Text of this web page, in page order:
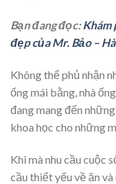
Bạn đang đọc:Khám
đẹp của Mr. Bảo –
Không thể phủ nhận
ống mái bằng, nhà
đang mang đến
khoa học cho những
Khi mà nhu cầu cuộc
cầu thiết yếu về ăn